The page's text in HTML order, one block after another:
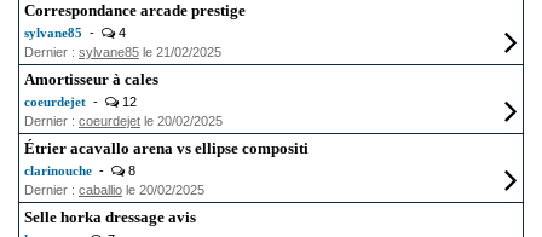
Correspondance arcade prestige
sylvane85 -
4
Dernier : sylvane85 le 21/02/2025
Amortisseur à cales
coeurdejet -
12
Dernier : coeurdejet le 20/02/2025
Étrier acavallo arena vs ellipse compositi
clarinouche -
8
Dernier : caballio le 20/02/2025
Selle horka dressage avis